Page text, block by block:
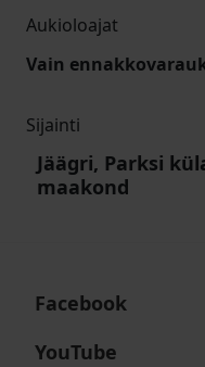
Aukioloajat
Vain
Sijainti
Jäägri, Parksi
maakond
Facebook
YouTube